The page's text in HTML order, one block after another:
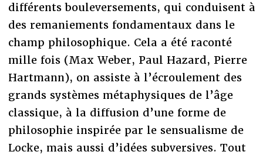
différents bouleversements, qui conduisent à
des remaniements fondamentaux dans le
champ philosophique. Cela a été raconté
mille fois (Max Weber, Paul Hazard, Pierre
Hartmann), on assiste à l’écroulement des
grands systèmes métaphysiques de l’âge
classique, à la diffusion d’une forme de
philosophie inspirée par le sensualisme de
Locke, mais aussi d’idées subversives. Tout